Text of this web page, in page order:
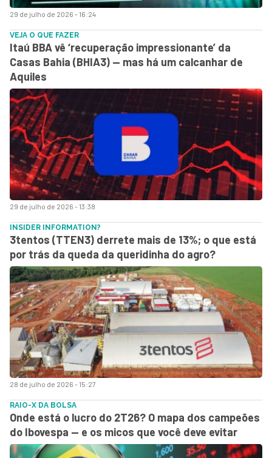
29 de julho de 2026 - 16:24
29 de julho de 2026 - 13:38
VEJA O QUE FAZER
Itaú BBA vê ‘recuperação impressionante’ da
Casas Bahia (BHIA3) — mas há um calcanhar de
Aquiles
28 de julho de 2026 - 15:27
INSIDER INFORMATION?
3tentos (TTEN3) derrete mais de 13%; o que está
por trás da queda da queridinha do agro?
RAIO-X DA BOLSA
Onde está o lucro do 2T26? O mapa dos campeões
do Ibovespa — e os micos que você deve evitar